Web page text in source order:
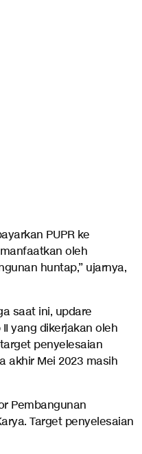
PUPR ke
oleh
huntap,” ujarnya,
saat ini, updare
yang dikerjakan oleh
penyelesaian
akhir Mei 2023 masih
Pembangunan
Target penyelesaian